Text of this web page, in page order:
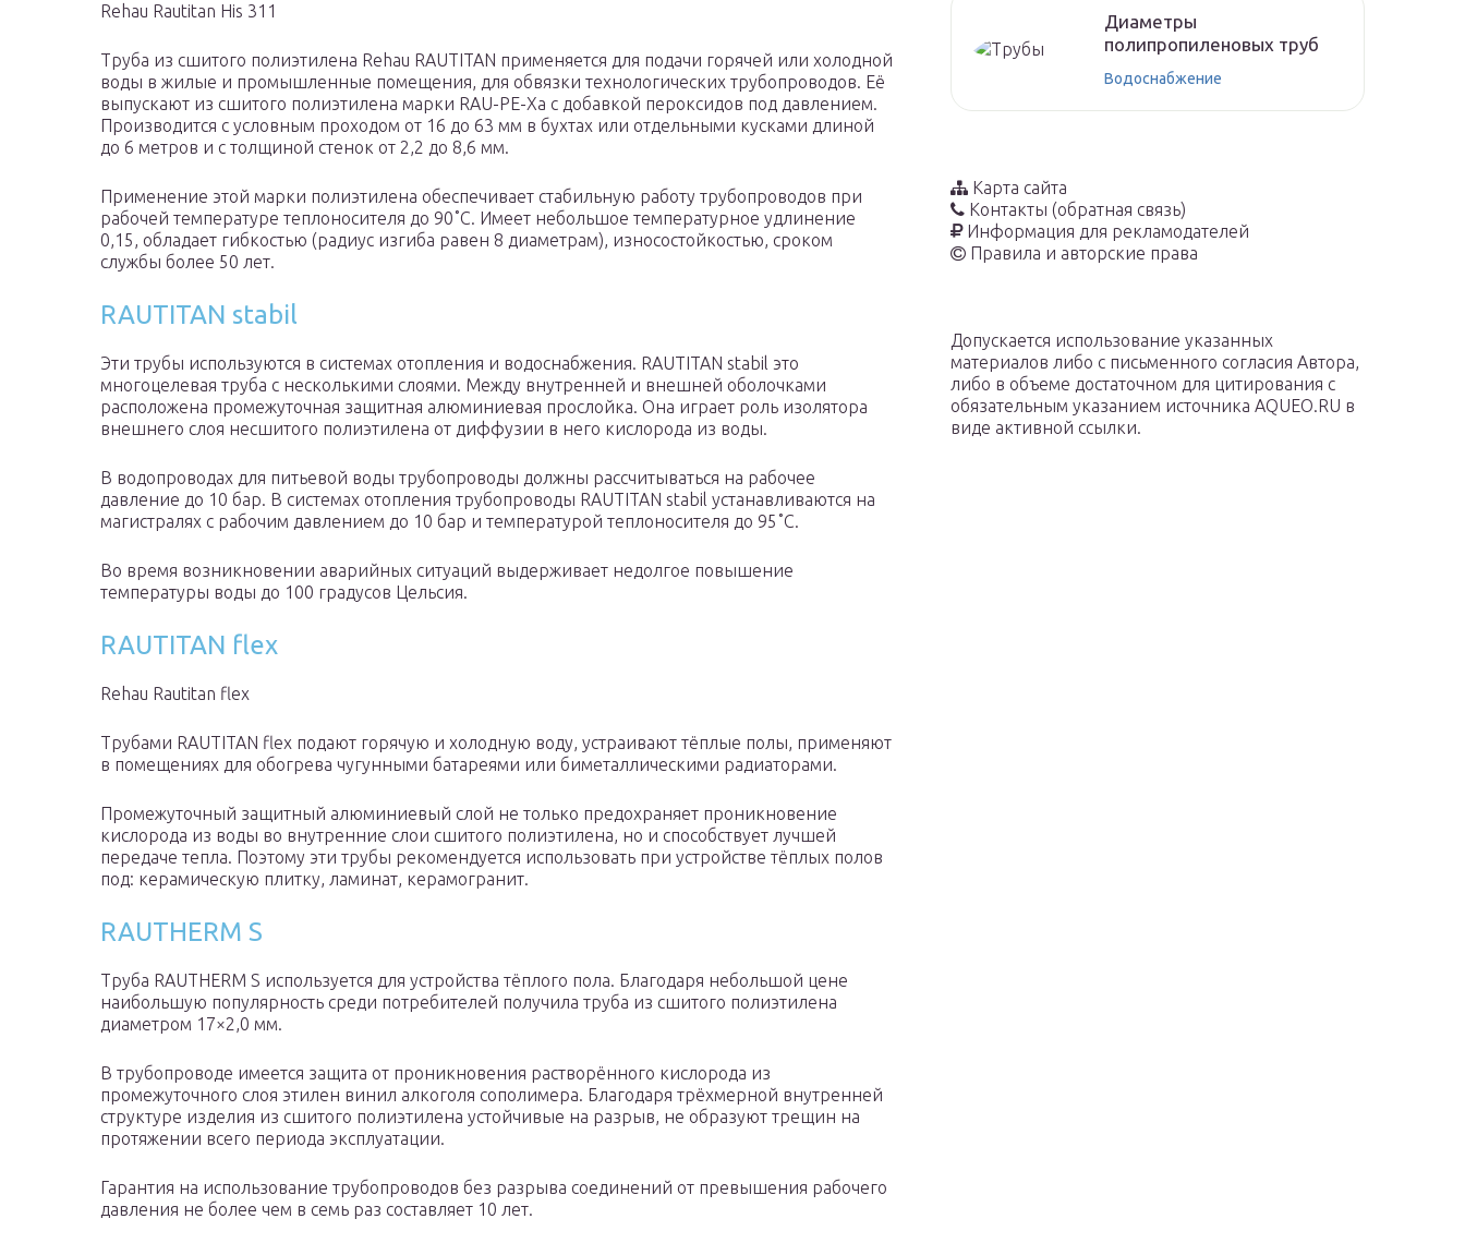
Rehau Rautitan His 311
Труба из сшитого полиэтилена Rehau RAUTITAN применяется для подачи горячей или холодной
воды в жилые и промышленные помещения, для обвязки технологических трубопроводов. Её
выпускают из сшитого полиэтилена марки RAU-PE-Xa с добавкой пероксидов под давлением.
Производится с условным проходом от 16 до 63 мм в бухтах или отдельными кусками длиной
до 6 метров и с толщиной стенок от 2,2 до 8,6 мм.
Применение этой марки полиэтилена обеспечивает стабильную работу трубопроводов при
рабочей температуре теплоносителя до 90˚С. Имеет небольшое температурное удлинение
0,15, обладает гибкостью (радиус изгиба равен 8 диаметрам), износостойкостью, сроком
службы более 50 лет.
RAUTITAN stabil
Эти трубы используются в системах отопления и водоснабжения. RAUTITAN stabil это
многоцелевая труба с несколькими слоями. Между внутренней и внешней оболочками
расположена промежуточная защитная алюминиевая прослойка. Она играет роль изолятора
внешнего слоя несшитого полиэтилена от диффузии в него кислорода из воды.
В водопроводах для питьевой воды трубопроводы должны рассчитываться на рабочее
давление до 10 бар. В системах отопления трубопроводы RAUTITAN stabil устанавливаются на
магистралях с рабочим давлением до 10 бар и температурой теплоносителя до 95˚С.
Во время возникновении аварийных ситуаций выдерживает недолгое повышение
температуры воды до 100 градусов Цельсия.
RAUTITAN flex
Rehau Rautitan flex
Трубами RAUTITAN flex подают горячую и холодную воду, устраивают тёплые полы, применяют
в помещениях для обогрева чугунными батареями или биметаллическими радиаторами.
Промежуточный защитный алюминиевый слой не только предохраняет проникновение
кислорода из воды во внутренние слои сшитого полиэтилена, но и способствует лучшей
передаче тепла. Поэтому эти трубы рекомендуется использовать при устройстве тёплых полов
под: керамическую плитку, ламинат, керамогранит.
RAUTHERM S
Труба RAUTHERM S используется для устройства тёплого пола. Благодаря небольшой цене
наибольшую популярность среди потребителей получила труба из сшитого полиэтилена
диаметром 17×2,0 мм.
В трубопроводе имеется защита от проникновения растворённого кислорода из
промежуточного слоя этилен винил алкоголя сополимера. Благодаря трёхмерной внутренней
структуре изделия из сшитого полиэтилена устойчивые на разрыв, не образуют трещин на
протяжении всего периода эксплуатации.
Гарантия на использование трубопроводов без разрыва соединений от превышения рабочего
давления не более чем в семь раз составляет 10 лет.
Диаметры
полипропиленовых труб
Водоснабжение
Карта сайта
Контакты (обратная связь)
Информация для рекламодателей
Правила и авторские права
Допускается использование указанных
материалов либо с письменного согласия Автора,
либо в объеме достаточном для цитирования с
обязательным указанием источника AQUEO.RU в
виде активной ссылки.